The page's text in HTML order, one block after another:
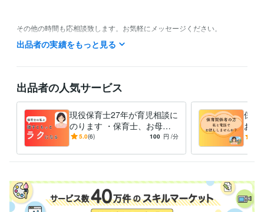
その他の時間も応相談致します。お気軽にメッセージください。
よろしくお願いいたします。
よろしくお願いいたします
経験職種
ライフスタイル・その他 / 保育士・ベビーシッター 経験年数 : 27年
保育士 取得年 : 1986年
ホームヘルパー2級 取得年 : 2003年
出品者の実績をもっと見る
出品者の人気サービス
現役保育士27年が育児相談に
のります ・保育士、お母さ
ん、おばあちゃんの私が寄り
5.0(6) 100 円 /分
保育
お話
の人
いま